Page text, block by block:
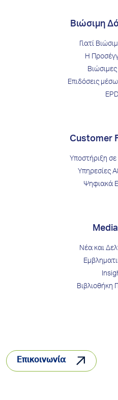
Βιώσιμη
Γιατί
Η
Επιδόσεις
Customer
Υποστήριξη
Υπηρεσίες
Ψηφιακά
Media
Νέα και
Βιβλιοθήκη
Επικοινωνία